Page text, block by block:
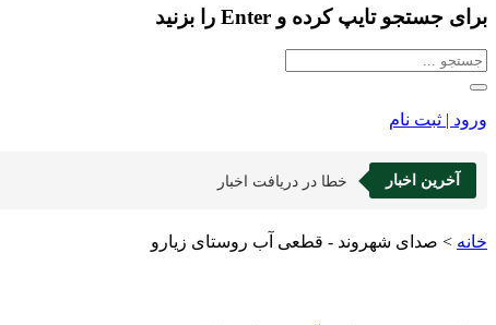
برای جستجو تایپ کرده و Enter را بزنید
ورود | ثبت نام
آخرین اخبار خطا در دریافت اخبار
خانه > صدای شهروند - قطعی آب روستای زیارو